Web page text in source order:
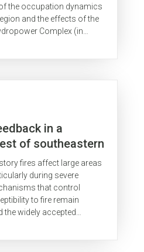
the occupation dynamics
and the effects of the
Complex (in
in a
of southeastern
fires affect large areas
during severe
that control
to fire remain
the widely accepted